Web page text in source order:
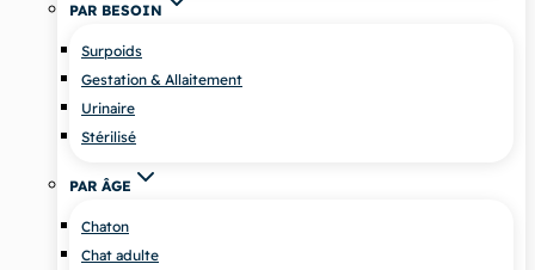
PAR BESOIN
Surpoids
Gestation & Allaitement
Urinaire
Stérilisé
PAR ÂGE
Chaton
Chat adulte